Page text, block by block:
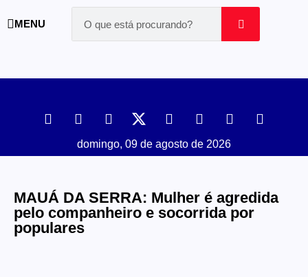
MENU
domingo, 09 de agosto de 2026
MAUÁ DA SERRA: Mulher é agredida
pelo companheiro e socorrida por
populares